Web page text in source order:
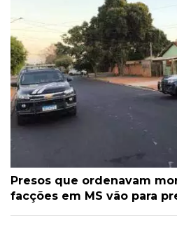
Presos que ordenavam
facções em MS vão para